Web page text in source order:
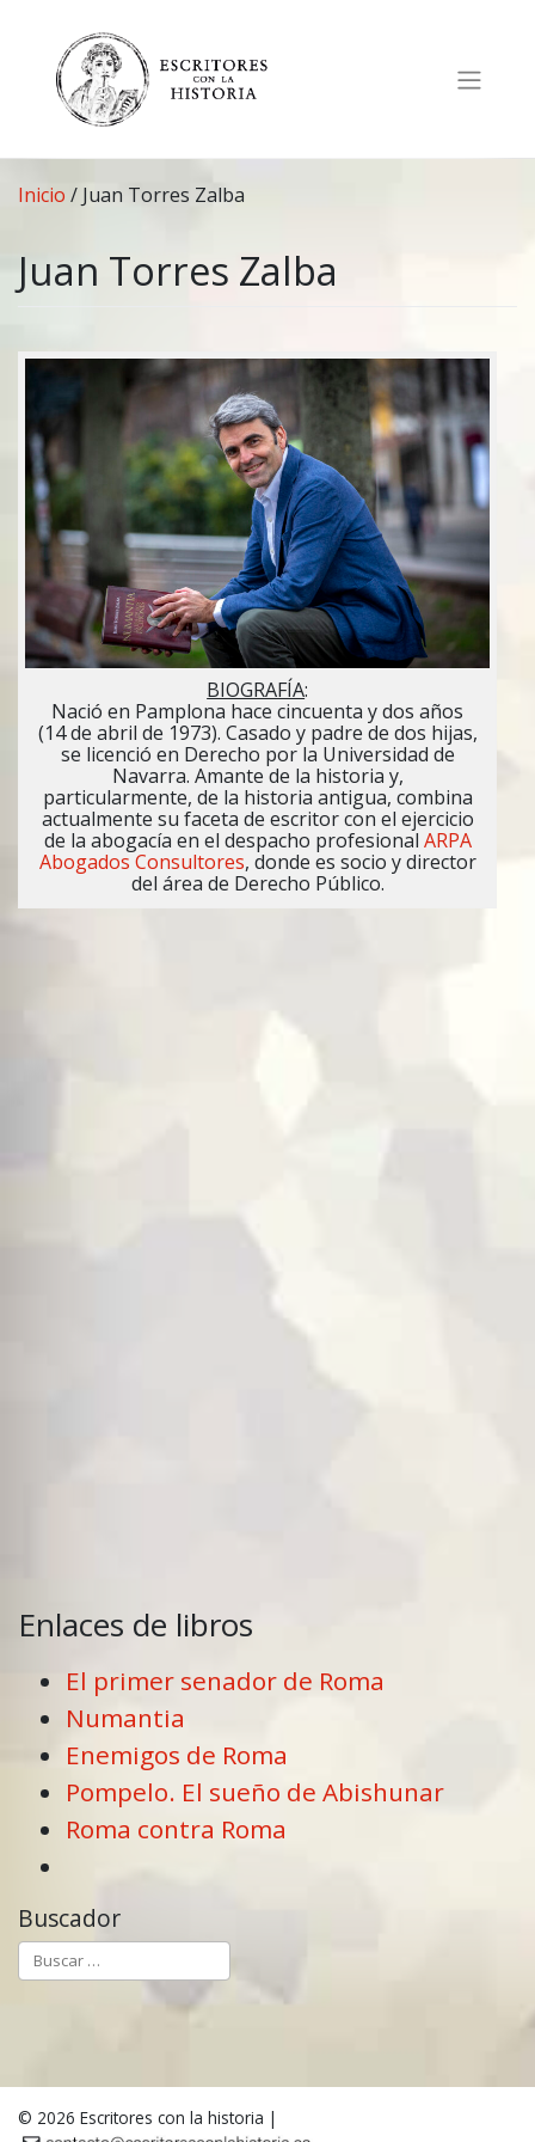
contenido
Inicio / Juan Torres Zalba
Juan Torres Zalba
BIOGRAFÍA:
Nació en Pamplona hace cincuenta y dos años
(14 de abril de 1973). Casado y padre de dos hijas,
se licenció en Derecho por la Universidad de
Navarra. Amante de la historia y,
particularmente, de la historia antigua, combina
actualmente su faceta de escritor con el ejercicio
de la abogacía en el despacho profesional ARPA
Abogados Consultores, donde es socio y director
del área de Derecho Público.
Enlaces de libros
El primer senador de Roma
Numantia
Enemigos de Roma
Pompelo. El sueño de Abishunar
Roma contra Roma
Buscador
© 2026 Escritores con la historia |